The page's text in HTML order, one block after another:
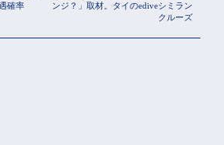
確率
ンジ？」取材。タイのediveシミラン
クルーズ